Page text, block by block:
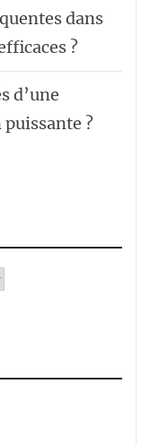
dans
?
d’une
?